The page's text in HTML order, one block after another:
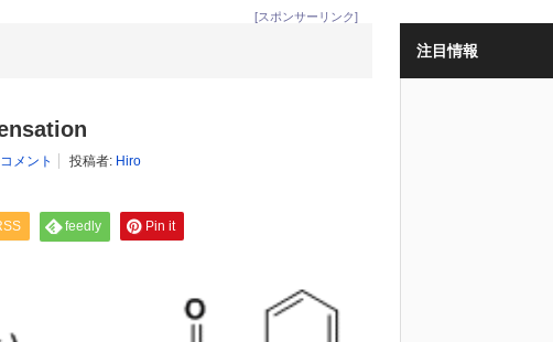
[スポンサーリンク]
メント 投稿者: Hiro
feedly Pin it
注目情報